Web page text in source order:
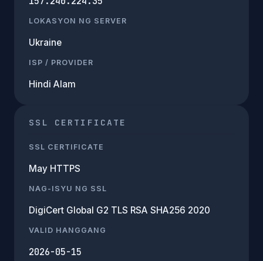
LOKASYON NG SERVER
Ukraine
ISP / PROVIDER
Hindi Alam
SSL CERTIFICATE
SSL CERTIFICATE
May HTTPS
NAG-ISYU NG SSL
DigiCert Global G2 TLS RSA SHA256 2020
VALID HANGGANG
2026-05-15